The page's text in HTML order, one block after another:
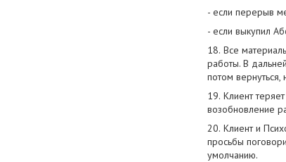
- если перерыв
- если выкупил
Все
работы. В
потом
Клиент
возобновление
Клиент и
просьбы
умолчанию.